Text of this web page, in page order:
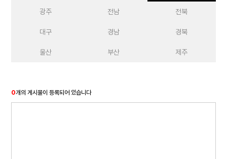
광주 전남 전북
대구 경남 경북
울산 부산 제주
0개의 게시물이 등록되어 있습니다